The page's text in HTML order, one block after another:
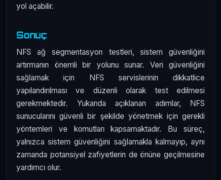
yol açabilir.
Sonuç
NFS ağ segmentasyon testleri, sistem güvenliğini
artırmanın önemli bir yolunu sunar. Veri güvenliğini
sağlamak için NFS servislerinin dikkatlice
yapılandırılması ve düzenli olarak test edilmesi
gerekmektedir. Yukarıda açıklanan adımlar, NFS
sunucularını güvenli bir şekilde yönetmek için gerekli
yöntemleri ve komutları kapsamaktadır. Bu süreç,
yalnızca sistem güvenliğini sağlamakla kalmayıp, aynı
zamanda potansiyel zafiyetlerin de önüne geçilmesine
yardımcı olur.